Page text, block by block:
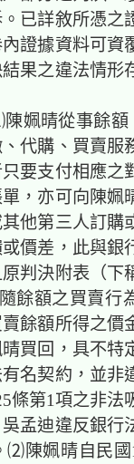
已詳敘所憑之
證據資料可資
果之違法情形
姵晴從事餘額
代購、買賣服
要支付相應之
，亦可向陳姵
他第三人訂購
價差，此與銀
判決附表（下
餘額之買賣行
餘額所得之價
買回，具不特
名契約，並非
條第1項之非法
孟迪違反銀行
⑵陳姵晴自民國